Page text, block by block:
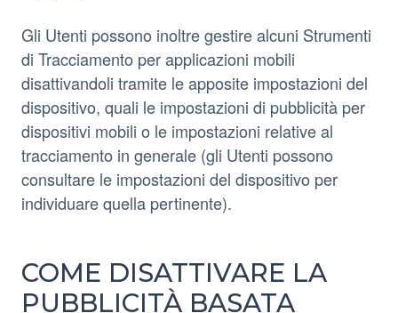
Gli Utenti possono inoltre gestire alcuni Strumenti
di Tracciamento per applicazioni mobili
disattivandoli tramite le apposite impostazioni del
dispositivo, quali le impostazioni di pubblicità per
dispositivi mobili o le impostazioni relative al
tracciamento in generale (gli Utenti possono
consultare le impostazioni del dispositivo per
individuare quella pertinente).
COME DISATTIVARE LA
PUBBLICITÀ BASATA